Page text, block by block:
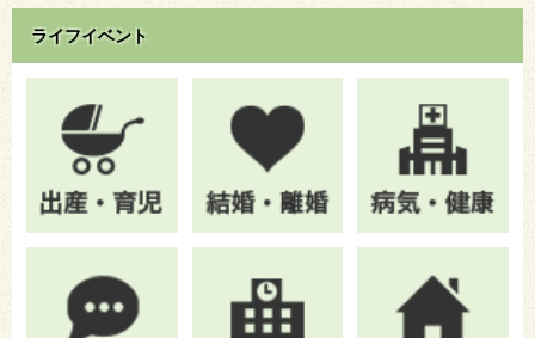
ライフイベント